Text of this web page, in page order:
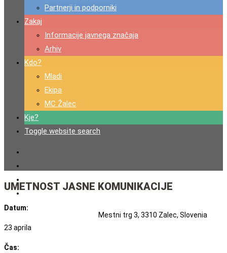
Partnerji in podporniki
Zakaj
Informacije javnega značaja
Arhiv
Kdo?
Mladi
Ekipa
MC Žalec
Kje?
Toggle website search
UMETNOST JASNE KOMUNIKACIJE
Datum:
23 aprila
Čas:
Mestni trg 3, 3310 Zalec, Slovenia